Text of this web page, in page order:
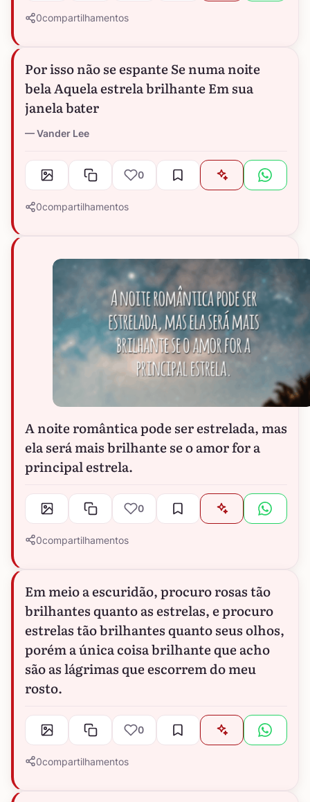
0compartilhamentos
Por isso não se espante Se numa noite
bela Aquela estrela brilhante Em sua
janela bater
Vander Lee
0
0compartilhamentos
A noite romântica pode ser estrelada, mas
ela será mais brilhante se o amor for a
principal estrela.
0
0compartilhamentos
Em meio a escuridão, procuro rosas tão
brilhantes quanto as estrelas, e procuro
estrelas tão brilhantes quanto seus olhos,
porém a única coisa brilhante que acho
são as lágrimas que escorrem do meu
rosto.
0
0compartilhamentos